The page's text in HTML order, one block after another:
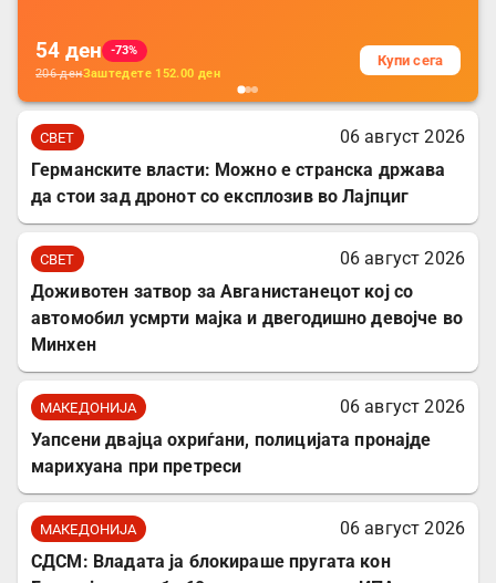
54 ден
-73%
206денЗаштедете 152.00 ден
Купи сега
СВЕТ
06 август 2026
Германските власти: Можно е странска држава
да стои зад дронот со експлозив во Лајпциг
СВЕТ
06 август 2026
Доживотен затвор за Авганистанецот кој со
автомобил усмрти мајка и двегодишно девојче во
Минхен
МАКЕДОНИЈА
06 август 2026
Уапсени двајца охриѓани, полицијата пронајде
марихуана при претреси
МАКЕДОНИЈА
06 август 2026
СДСМ: Владата ја блокираше пругата кон